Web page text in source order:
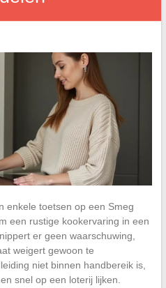
enkele toetsen op een Smeg
een rustige kookervaring in een
er geen waarschuwing,
weigert gewoon te
niet binnen handbereik is,
snel op een loterij lijken.